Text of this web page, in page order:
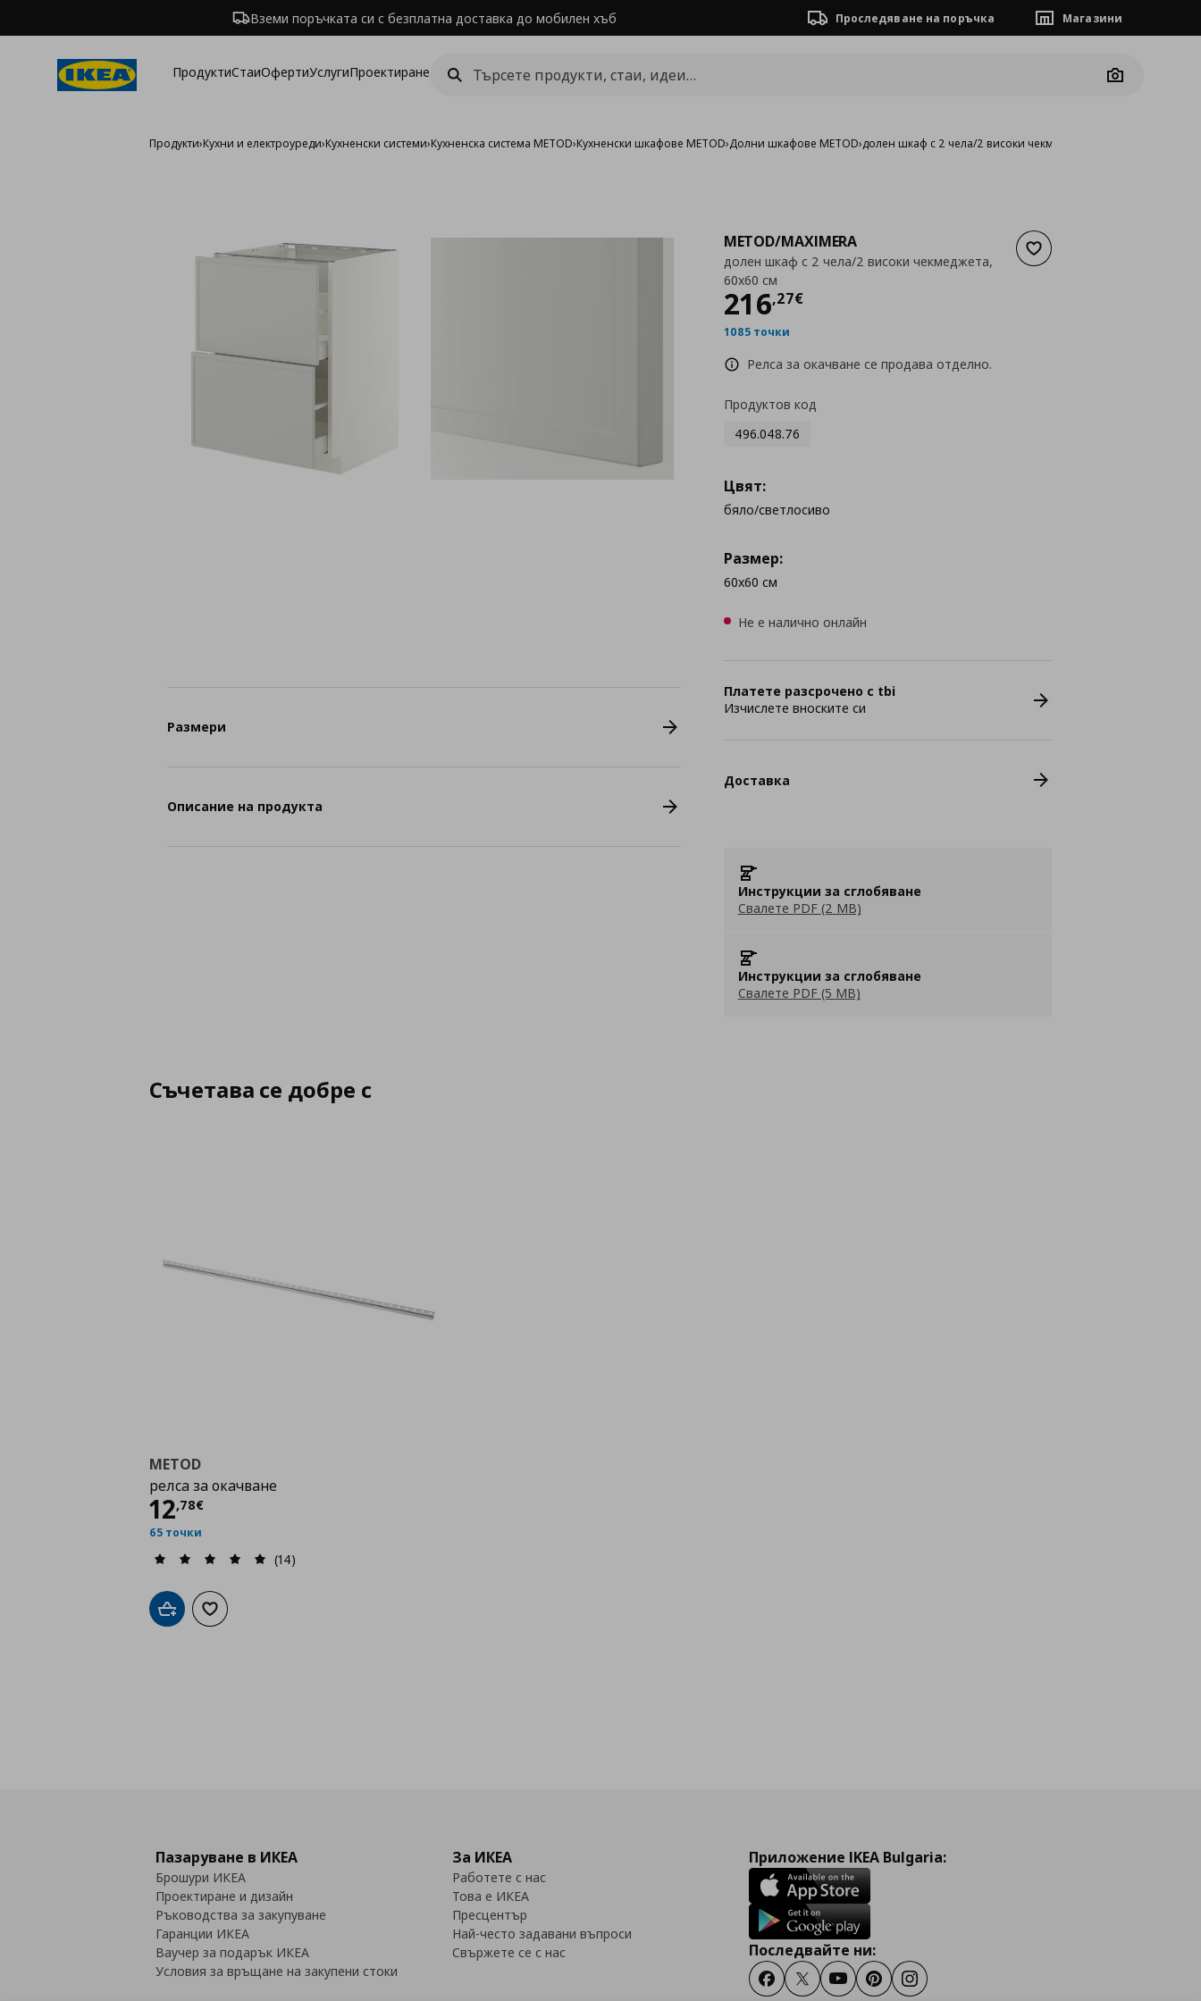
Вземи поръчката си с безплатна доставка до мобилен хъб Проследяване на поръчка Магазини
ПродуктиСтаиОфертиУслугиПроектиране
Camera
Продукти›Кухни и електроуреди›Кухненски системи›Кухненска система METOD›Кухненски шкафове METOD›Долни шкафове METOD›долен шкаф с 2 чела/2 високи чекмеджета, 60x60 см
Добави към списъка с
METOD/MAXIMERA
долен шкаф с 2 чела/2 високи чекмеджета,
60x60 см
216,27€
Цена
1085 точки
Релса за окачване се продава отделно.
Продуктов код
496.048.76
Цвят:
бяло/светлосиво
Размер:
60x60 см
Не е налично онлайн
Платете разсрочено с tbi
Изчислете вноските си
Доставка
Инструкции за сглобяване
Свалете PDF (2 MB)
Инструкции за сглобяване
Свалете PDF (5 MB)
Размери
Описание на продукта
Съчетава се добре с
METOD
релса за окачване
12,78€
Цена
65 точки
(14)
Добави в кошницата
Добави към списъка с любими
Пазаруване в ИКЕА
Брошури ИКЕА
Проектиране и дизайн
Ръководства за закупуване
Гаранции ИКЕА
Ваучер за подарък ИКЕА
Условия за връщане на закупени стоки
За ИКЕА
Работете с нас
Това е ИКЕА
Пресцентър
Най-често задавани въпроси
Свържете се с нас
Приложение IKEA Bulgaria:
Последвайте ни:
FacebookTwitterYoutubePinterestInstagram